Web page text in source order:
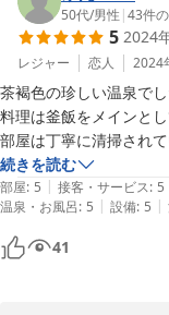
50代/男性 |43件
5 2024
レジャー 恋人 2024
茶褐色の珍しい温泉でし
料理は釜飯をメインと
部屋は丁寧に清掃され
ゆっくり一泊二日の旅
続きを読む
部屋: 5 | 接客・サービス: 5
温泉・お風呂: 5 | 設備: 5 |
41